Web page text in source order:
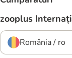
zooplus
România / ro